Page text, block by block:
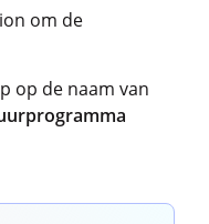
om de
op de naam van